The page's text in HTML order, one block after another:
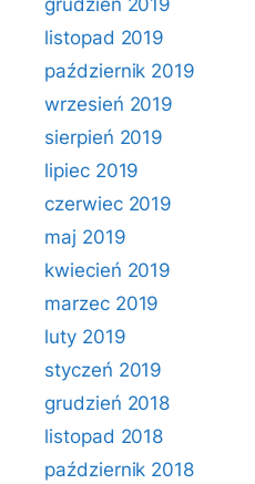
grudzień 2019
listopad 2019
październik 2019
wrzesień 2019
sierpień 2019
lipiec 2019
czerwiec 2019
maj 2019
kwiecień 2019
marzec 2019
luty 2019
styczeń 2019
grudzień 2018
listopad 2018
październik 2018